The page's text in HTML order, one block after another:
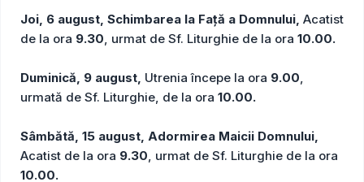
Joi, 6 august, Schimbarea la Faţă a Domnului, Acatist
de la ora 9.30, urmat de Sf. Liturghie de la ora 10.00.
Duminică, 9 august, Utrenia începe la ora 9.00,
urmată de Sf. Liturghie, de la ora 10.00.
Sâmbătă, 15 august, Adormirea Maicii Domnului,
Acatist de la ora 9.30, urmat de Sf. Liturghie de la ora
10.00.